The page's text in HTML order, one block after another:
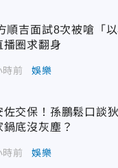
順吉面試8次被嗆「
播圈求翻身
時前 娛樂
佐交保！孫鵬鬆口談
鍋底沒灰塵？
時前 娛樂